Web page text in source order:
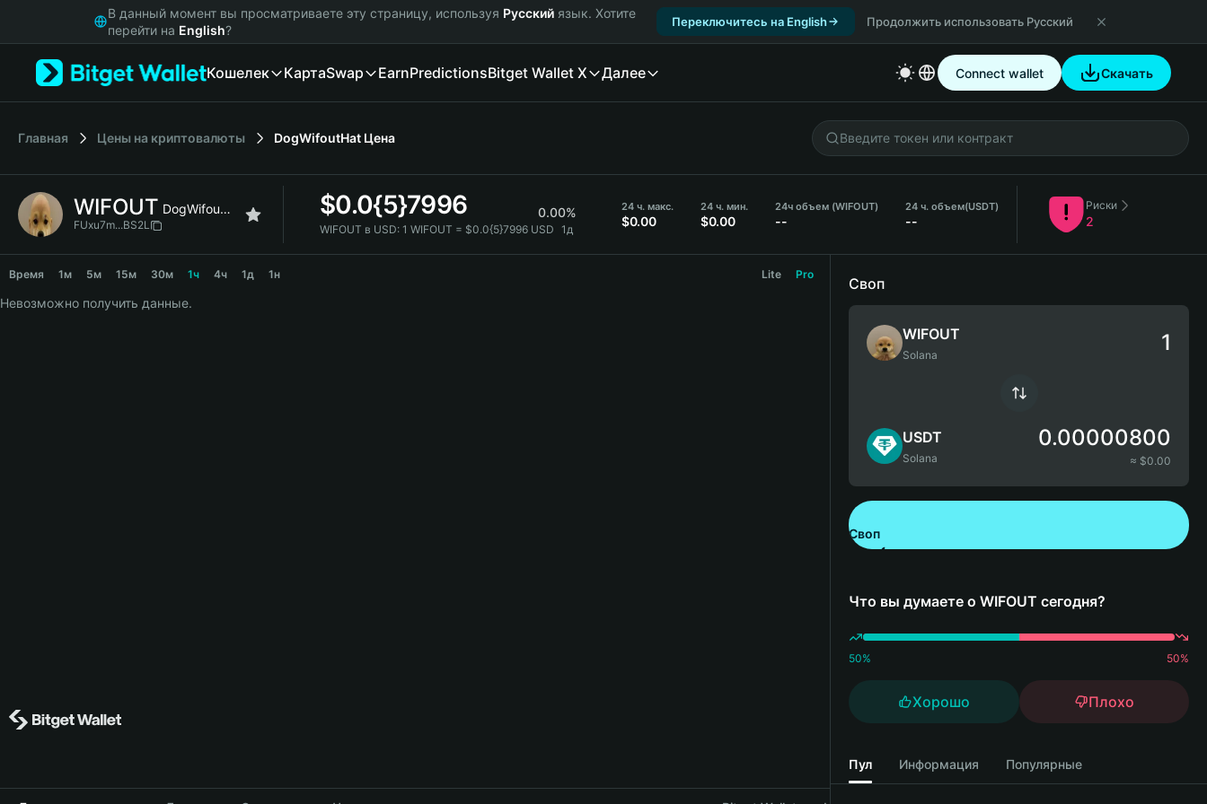
Русский
Italiano
简体中文
繁體中文
Bahasa Indonesia
हिन्दी
В данный момент вы просматриваете эту страницу, используя Русский язык. Хотите
перейти на English?
Переключитесь на English Продолжить использовать Русский
Кошелек КартаSwap EarnPredictionsBitget Wallet X Далее Connect wallet Скачать
Главная Цены на криптовалюты DogWifoutHat Цена
WIFOUT DogWifoutHat
FUxu7m...BS2L
$0.0{5}7996 0.00%
WIFOUT в USD: 1 WIFOUT = $0.0{5}7996 USD 1д
24 ч. макс.
$0.00
24 ч. мин.
$0.00
24ч объем (WIFOUT)
--
24 ч. объем(USDT)
--
Риски
2
Время 1м 5м 15м 30м 1ч 4ч 1д 1н Lite Pro
Невозможно получить данные.
Своп
WIFOUT
Solana
USDT
Solana
0.00000800
≈ $0.00
Своп
Что вы думаете о WIFOUT сегодня?
50% 50%
Хорошо Плохо
Пул Информация Популярные